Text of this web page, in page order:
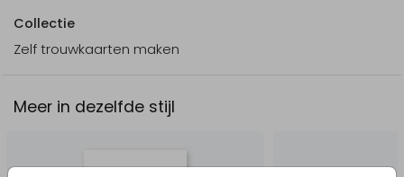
Collectie
Zelf trouwkaarten maken
Meer in dezelfde stijl